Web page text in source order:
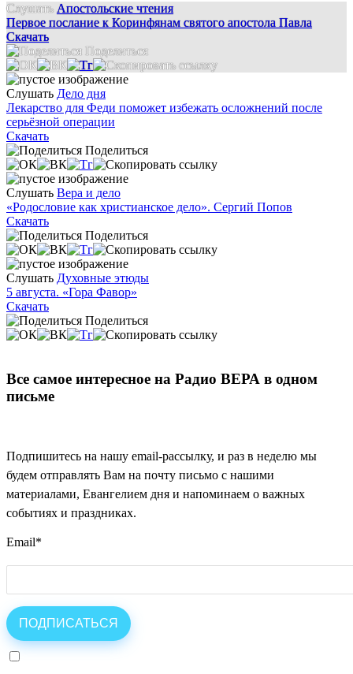
Слушать Апостольские чтения
Первое послание к Коринфянам святого апостола Павла
Скачать
Поделиться
Слушать Дело дня
Лекарство для Феди поможет избежать осложнений после
серьёзной операции
Скачать
Поделиться
Слушать Вера и дело
«Родословие как христианское дело». Сергий Попов
Скачать
Поделиться
Слушать Духовные этюды
5 августа. «Гора Фавор»
Скачать
Поделиться
Все самое интересное на Радио ВЕРА в одном
письме
Подпишитесь на нашу email-рассылку, и раз в неделю мы
будем отправлять Вам на почту письмо с нашими
материалами, Евангелием дня и напоминаем о важных
событиях и праздниках.
Email*